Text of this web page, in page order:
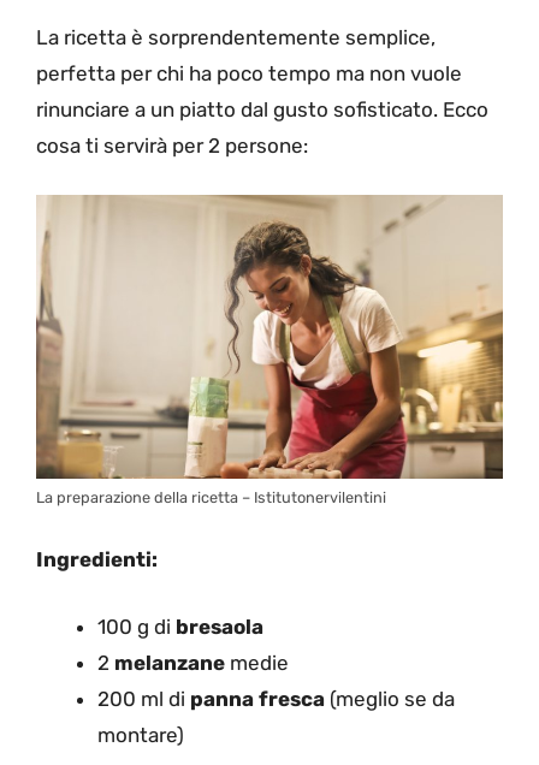
La ricetta è sorprendentemente semplice,
perfetta per chi ha poco tempo ma non vuole
rinunciare a un piatto dal gusto sofisticato. Ecco
cosa ti servirà per 2 persone:
La preparazione della ricetta – Istitutonervilentini
Ingredienti:
100 g di bresaola
2 melanzane medie
200 ml di panna fresca (meglio se da
montare)